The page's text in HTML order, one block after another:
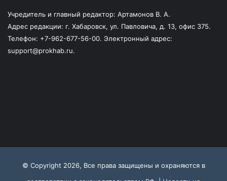
Учредитель и главный редактор: Артамонов В. А.
Адрес редакции: г. Хабаровск, ул. Павловича, д. 13, офис 375.
Телефон: +7-962-677-56-00. Электронный адрес:
support@prokhab.ru.
© Copyright 2026, Все права защищены и охраняются в